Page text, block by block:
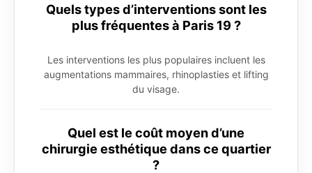
Quels types d’interventions sont les
plus fréquentes à Paris 19 ?
Les interventions les plus populaires incluent les
augmentations mammaires, rhinoplasties et lifting
du visage.
Quel est le coût moyen d’une
chirurgie esthétique dans ce quartier
?